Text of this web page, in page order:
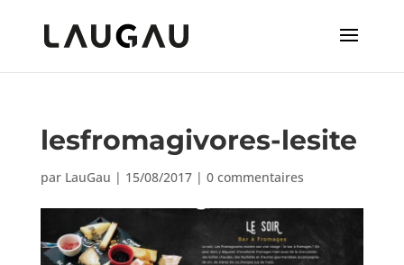
lesfromagivores-lesite
par LauGau | 15/08/2017| 0 commentaires